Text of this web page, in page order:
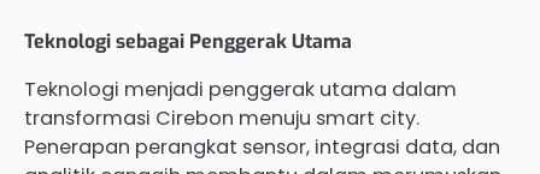
Teknologi sebagai Penggerak Utama
Teknologi menjadi penggerak utama dalam
transformasi Cirebon menuju smart city.
Penerapan perangkat sensor, integrasi data, dan